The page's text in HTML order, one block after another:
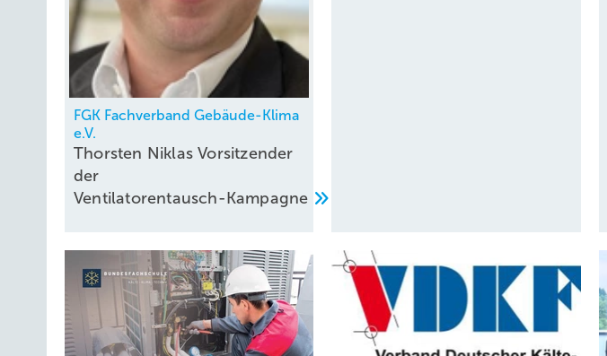
FGK Fachverband Gebäude-Klima
e.V.
Thorsten Niklas Vorsitzender
der
Ventilatorentausch-Kampagne